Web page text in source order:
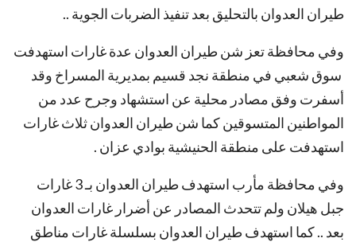
طيران العدوان بالتحليق بعد تنفيذ الضربات الجوية ..
وفي محافظة تعز شن طيران العدوان عدة غارات استهدفت
سوق شعبي في منطقة نجد قسيم بمديرية المسراخ وقد
أسفرت وفق مصادر محلية عن استشهاد وجرح عدد من
المواطنين المتسوقين كما شن طيران العدوان ثلاث غارات
استهدفت على منطقة الحنيشية بوادي عزان .
وفي محافظة مأرب استهدف طيران العدوان بـ 3 غارات
جبل هيلان ولم تتحدث المصادر عن أضرار غارات العدوان
بعد .. كما استهدف طيران العدوان بسلسلة غارات مناطق